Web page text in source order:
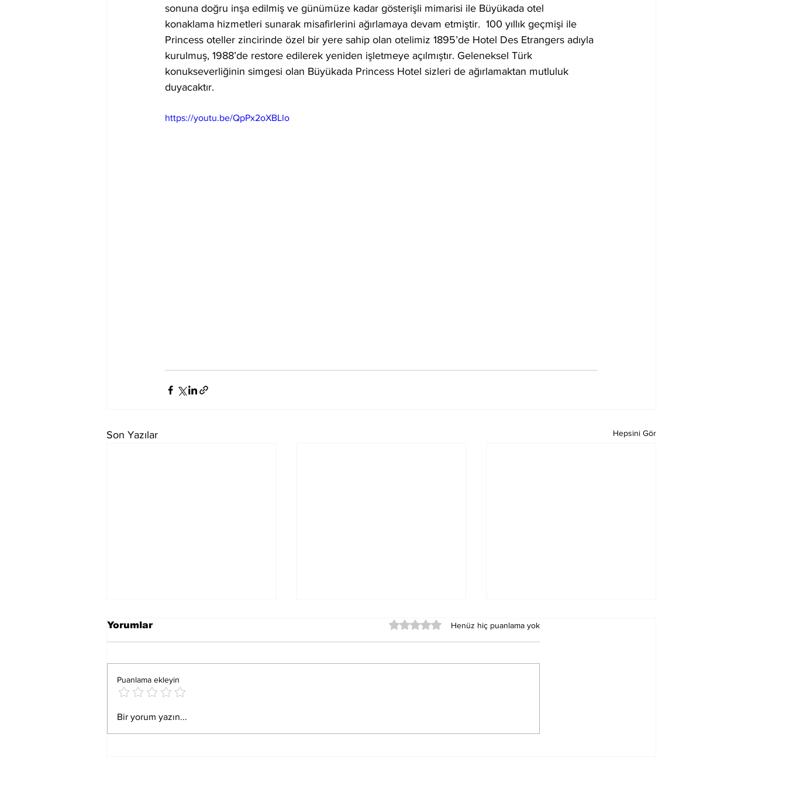
sonuna doğru inşa edilmiş ve günümüze kadar gösterişli mimarisi ile Büyükada otel
konaklama hizmetleri sunarak misafirlerini ağırlamaya devam etmiştir.  100 yıllık geçmişi ile
Princess oteller zincirinde özel bir yere sahip olan otelimiz 1895’de Hotel Des Etrangers adıyla
kurulmuş, 1988’de restore edilerek yeniden işletmeye açılmıştır. Geleneksel Türk
konukseverliğinin simgesi olan Büyükada Princess Hotel sizleri de ağırlamaktan mutluluk
duyacaktır.
https://youtu.be/QpPx2oXBLlo
Son Yazılar Hepsini Gör
PATİ PEDALLAR
Yorumlar 5 üzerinden 0 yıldızHenüz hiç puanlama yok
Puanlama ekleyin
Bir yorum yazın...